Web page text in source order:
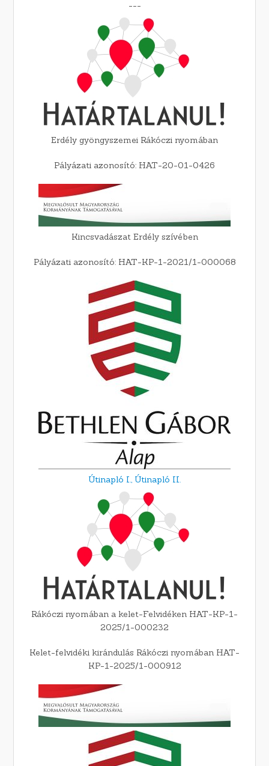
---
Erdély gyöngyszemei Rákóczi nyomában
Pályázati azonosító: HAT-20-01-0426
Kincsvadászat Erdély szívében
Pályázati azonosító: HAT-KP-1-2021/1-000068
Útinapló I., Útinapló II.
Rákóczi nyomában a kelet-Felvidéken HAT-KP-1-
2025/1-000232
Kelet-felvidéki kirándulás Rákóczi nyomában HAT-
KP-1-2025/1-000912